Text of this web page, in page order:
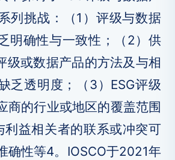
列挑战：（1）评级与数据
明确性与一致性；（2）供
级或数据产品的方法及与相
乏透明度；（3）ESG评级
商的行业或地区的覆盖范围
利益相关者的联系或冲突可
确性等4。IOSCO于2021年